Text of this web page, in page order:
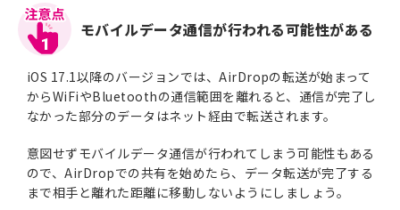
1
モバイルデータ通信が行われる可能性がある
iOS 17.1以降のバージョンでは、AirDropの転送が始まって
からWiFiやBluetoothの通信範囲を離れると、通信が完了し
なかった部分のデータはネット経由で転送されます。
意図せずモバイルデータ通信が行われてしまう可能性もある
ので、AirDropでの共有を始めたら、データ転送が完了する
まで相手と離れた距離に移動しないようにしましょう。